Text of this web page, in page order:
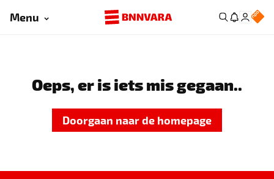
Menu
Oeps, er is iets mis gegaan..
Doorgaan naar de homepage